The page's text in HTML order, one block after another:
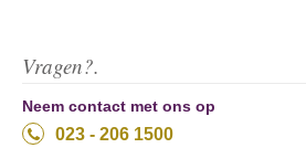
Vragen?.
Neem contact met ons op
023 - 206 1500